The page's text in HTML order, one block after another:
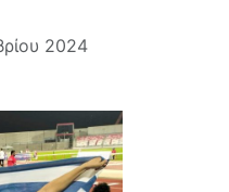
2024